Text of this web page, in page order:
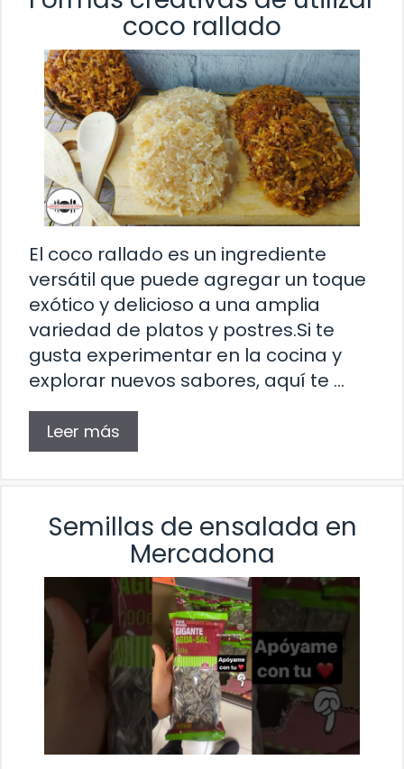
coco rallado
El coco rallado es un ingrediente
versátil que puede agregar un toque
exótico y delicioso a una amplia
variedad de platos y postres.Si te
gusta experimentar en la cocina y
explorar nuevos sabores, aquí te …
Leer más
Semillas de ensalada en
Mercadona